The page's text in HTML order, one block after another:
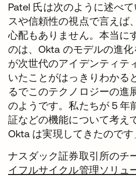
Patel 氏は次のように述べ
スや信頼性の視点で言えば
心配もありません。本当に
のは、Okta のモデルの進
が次世代のアイデンティテ
いたことがはっきりわかる
るでこのテクノロジーの進
のようです。私たちが 5 年
証などの機能について考え
Okta は実現してきたのです
ナスダック証券取引所のチ
イフルサイクル管理ソリュ